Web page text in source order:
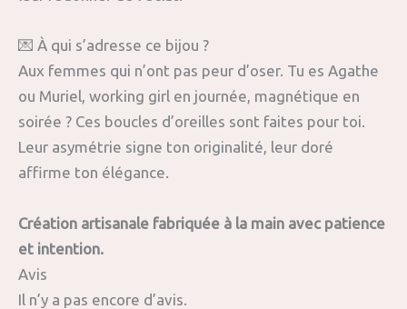
💌 À qui s’adresse ce bijou ?
Aux femmes qui n’ont pas peur d’oser. Tu es Agathe
ou Muriel, working girl en journée, magnétique en
soirée ? Ces boucles d’oreilles sont faites pour toi.
Leur asymétrie signe ton originalité, leur doré
affirme ton élégance.
Création artisanale fabriquée à la main avec patience
et intention.
Avis
Il n’y a pas encore d’avis.